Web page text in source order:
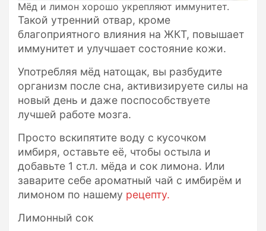
Мёд и лимон хорошо укрепляют иммунитет.
Такой утренний отвар, кроме
благоприятного влияния на ЖКТ, повышает
иммунитет и улучшает состояние кожи.
Употребляя мёд натощак, вы разбудите
организм после сна, активизируете силы на
новый день и даже поспособствуете
лучшей работе мозга.
Просто вскипятите воду с кусочком
имбиря, оставьте её, чтобы остыла и
добавьте 1 ст.л. мёда и сок лимона. Или
заварите себе ароматный чай с имбирём и
лимоном по нашему рецепту.
Лимонный сок